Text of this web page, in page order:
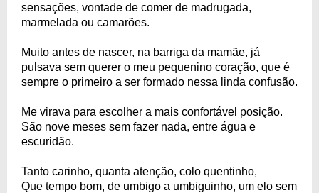
sensações, vontade de comer de madrugada,
marmelada ou camarões.
Muito antes de nascer, na barriga da mamãe, já
pulsava sem querer o meu pequenino coração, que é
sempre o primeiro a ser formado nessa linda confusão.
Me virava para escolher a mais confortável posição.
São nove meses sem fazer nada, entre água e
escuridão.
Tanto carinho, quanta atenção, colo quentinho,
Que tempo bom, de umbigo a umbiguinho, um elo sem